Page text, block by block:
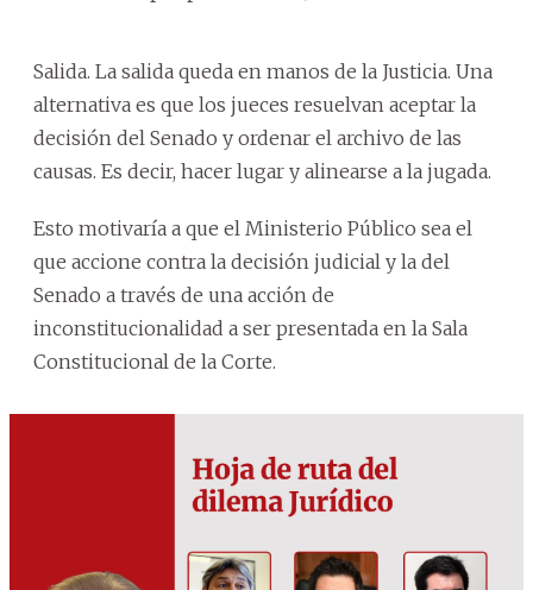
Salida. La salida queda en manos de la Justicia. Una
alternativa es que los jueces resuelvan aceptar la
decisión del Senado y ordenar el archivo de las
causas. Es decir, hacer lugar y alinearse a la jugada.
Esto motivaría a que el Ministerio Público sea el
que accione contra la decisión judicial y la del
Senado a través de una acción de
inconstitucionalidad a ser presentada en la Sala
Constitucional de la Corte.